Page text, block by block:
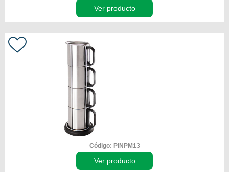
Ver producto
Código: PINPM13
Ver producto